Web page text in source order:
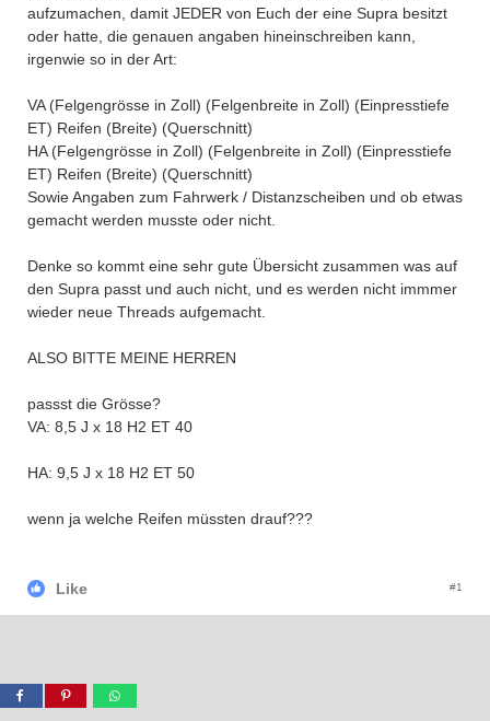
aufzumachen, damit JEDER von Euch der eine Supra besitzt
oder hatte, die genauen angaben hineinschreiben kann,
irgenwie so in der Art:
VA (Felgengrösse in Zoll) (Felgenbreite in Zoll) (Einpresstiefe
ET) Reifen (Breite) (Querschnitt)
HA (Felgengrösse in Zoll) (Felgenbreite in Zoll) (Einpresstiefe
ET) Reifen (Breite) (Querschnitt)
Sowie Angaben zum Fahrwerk / Distanzscheiben und ob etwas
gemacht werden musste oder nicht.
Denke so kommt eine sehr gute Übersicht zusammen was auf
den Supra passt und auch nicht, und es werden nicht immmer
wieder neue Threads aufgemacht.
ALSO BITTE MEINE HERREN
passst die Grösse?
VA: 8,5 J x 18 H2 ET 40
HA: 9,5 J x 18 H2 ET 50
wenn ja welche Reifen müssten drauf???
Like #1